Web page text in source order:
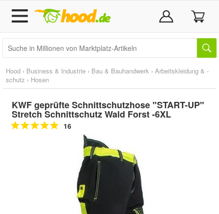
Hood › Business & Industrie › Bau & Bauhandwerk › Arbeitskleidung & -
schutz › Hosen
KWF geprüfte Schnittschutzhose "START-UP"
Stretch Schnittschutz Wald Forst -6XL
16